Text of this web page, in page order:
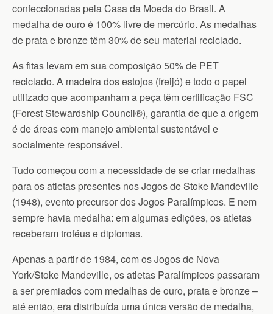
confeccionadas pela Casa da Moeda do Brasil. A
medalha de ouro é 100% livre de mercúrio. As medalhas
de prata e bronze têm 30% de seu material reciclado.
As fitas levam em sua composição 50% de PET
reciclado. A madeira dos estojos (freijó) e todo o papel
utilizado que acompanham a peça têm certificação FSC
(Forest Stewardship Council®), garantia de que a origem
é de áreas com manejo ambiental sustentável e
socialmente responsável.
Tudo começou com a necessidade de se criar medalhas
para os atletas presentes nos Jogos de Stoke Mandeville
(1948), evento precursor dos Jogos Paralímpicos. E nem
sempre havia medalha: em algumas edições, os atletas
receberam troféus e diplomas.
Apenas a partir de 1984, com os Jogos de Nova
York/Stoke Mandeville, os atletas Paralímpicos passaram
a ser premiados com medalhas de ouro, prata e bronze –
até então, era distribuída uma única versão de medalha,